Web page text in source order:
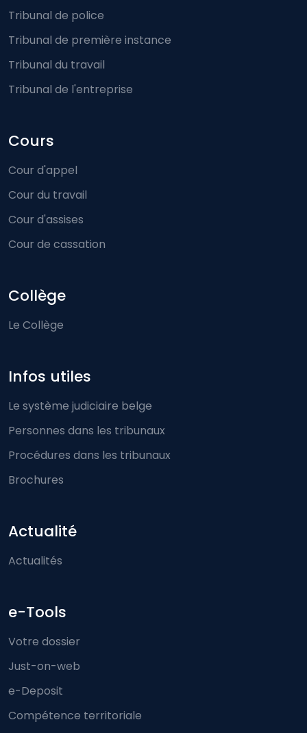
Tribunal de police
Tribunal de première instance
Tribunal du travail
Tribunal de l'entreprise
Cours
Cour d'appel
Cour du travail
Cour d'assises
Cour de cassation
Collège
Le Collège
Infos utiles
Le système judiciaire belge
Personnes dans les tribunaux
Procédures dans les tribunaux
Brochures
Actualité
Actualités
e-Tools
Votre dossier
Just-on-web
e-Deposit
Compétence territoriale